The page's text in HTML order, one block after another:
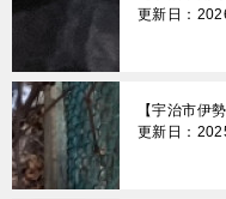
更新日：
【宇治市伊
更新日：